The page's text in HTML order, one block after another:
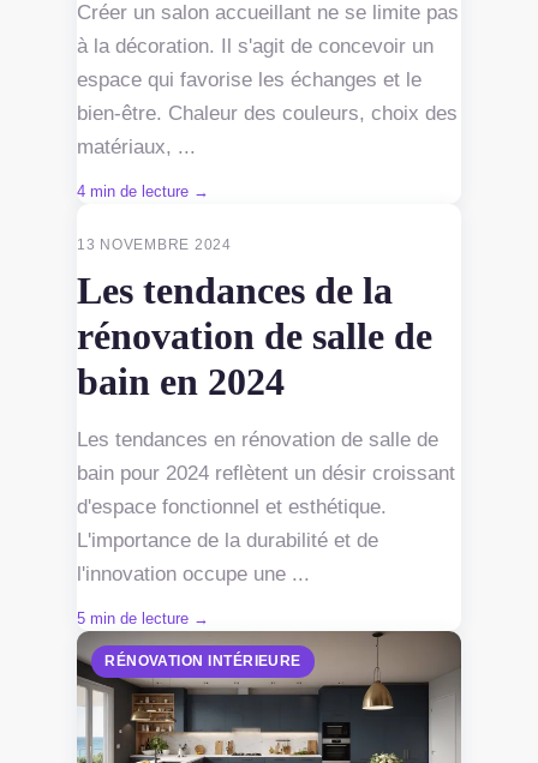
Créer un salon accueillant ne se limite pas
à la décoration. Il s'agit de concevoir un
espace qui favorise les échanges et le
bien-être. Chaleur des couleurs, choix des
matériaux, ...
4 min de lecture →
13 NOVEMBRE 2024
Les tendances de la
rénovation de salle de
bain en 2024
Les tendances en rénovation de salle de
bain pour 2024 reflètent un désir croissant
d'espace fonctionnel et esthétique.
L'importance de la durabilité et de
l'innovation occupe une ...
5 min de lecture →
RÉNOVATION INTÉRIEURE